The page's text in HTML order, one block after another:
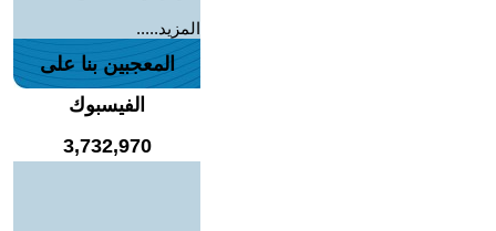
المزيد.....
المعجبين بنا على
الفيسبوك
3,732,970